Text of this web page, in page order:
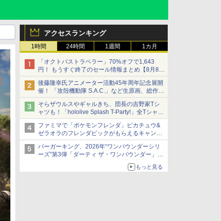
アクセスランキング
1時間 24時間 1週間 1カ月
「オクトパストラベラー」70%オフで1,643
円！ もうすぐ終了のセール情報まとめ【8月8日
更新】
ニンテンドーeショップでは「大神 絶景版」が
67%オフで990円
後藤隆幸氏アニメーター活動45年周年記念展開
催！ 「攻殻機動隊 S.A.C.」など生原画、総作画
監督修正が展示
そらザウルスやギャルきち、団長の吉野家Tシ
ャツも！「hololive Splash T-Party!」全Tシャツ
ラインナップ公開＆オンライン販売開始
ファミマで「ポケモンフレンダ」ピカチュウ&
ゼラオラのフレンダピックがもらえるキャンペ
ーン開催！
バーガーキング、2026年“ワンパウンダーシリ
ーズ”第3弾「ダーティ ザ・ワンパウンダー」を
「特製ガーリックマヨソース」を使用した超大
もっと見る